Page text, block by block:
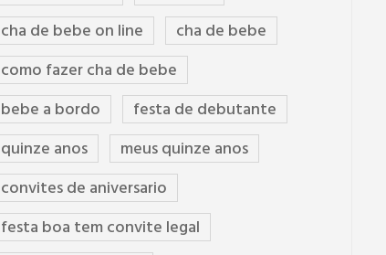
cha de bebe on line
cha de bebe
como fazer cha de bebe
bebe a bordo
festa de debutante
quinze anos
meus quinze anos
convites de aniversario
festa boa tem convite legal